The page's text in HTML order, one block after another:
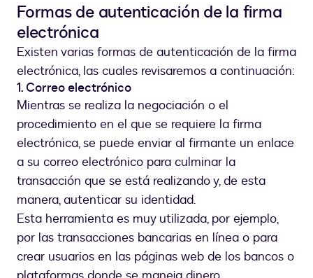
Formas de autenticación de la firma
electrónica
Existen varias formas de autenticación de la firma
electrónica, las cuales revisaremos a continuación:
1. Correo electrónico
Mientras se realiza la negociación o el
procedimiento en el que se requiere la firma
electrónica, se puede enviar al firmante un enlace
a su correo electrónico para culminar la
transacción que se está realizando y, de esta
manera, autenticar su identidad.
Esta herramienta es muy utilizada, por ejemplo,
por las transacciones bancarias en línea o para
crear usuarios en las páginas web de los bancos o